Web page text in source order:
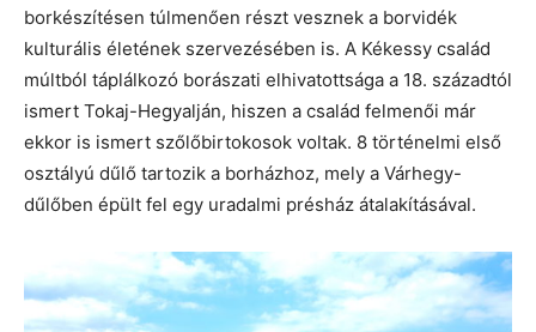
borkészítésen túlmenően részt vesznek a borvidék
kulturális életének szervezésében is. A Kékessy család
múltból táplálkozó borászati elhivatottsága a 18. századtól
ismert Tokaj-Hegyalján, hiszen a család felmenői már
ekkor is ismert szőlőbirtokosok voltak. 8 történelmi első
osztályú dűlő tartozik a borházhoz, mely a Várhegy-
dűlőben épült fel egy uradalmi présház átalakításával.